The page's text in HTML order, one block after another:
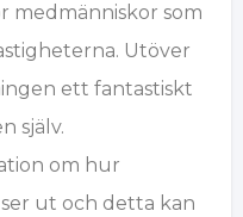
medmänniskor som
Utöver
ett fantastiskt
själv.
om hur
ut och detta kan